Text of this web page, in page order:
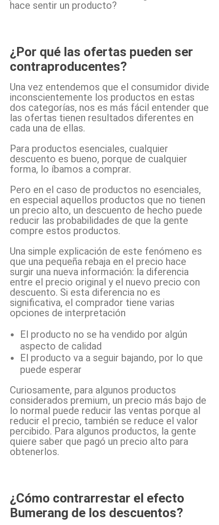
hace sentir un producto?
¿Por qué las ofertas pueden ser
contraproducentes?
Una vez entendemos que el consumidor divide
inconscientemente los productos en estas
dos categorías, nos es más fácil entender que
las ofertas tienen resultados diferentes en
cada una de ellas.
Para productos esenciales, cualquier
descuento es bueno, porque de cualquier
forma, lo íbamos a comprar.
Pero en el caso de productos no esenciales,
en especial aquellos productos que no tienen
un precio alto, un descuento de hecho puede
reducir las probabilidades de que la gente
compre estos productos.
Una simple explicación de este fenómeno es
que una pequeña rebaja en el precio hace
surgir una nueva información: la diferencia
entre el precio original y el nuevo precio con
descuento. Si esta diferencia no es
significativa, el comprador tiene varias
opciones de interpretación
El producto no se ha vendido por algún
aspecto de calidad
El producto va a seguir bajando, por lo que
puede esperar
Curiosamente, para algunos productos
considerados premium, un precio más bajo de
lo normal puede reducir las ventas porque al
reducir el precio, también se reduce el valor
percibido. Para algunos productos, la gente
quiere saber que pagó un precio alto para
obtenerlos.
¿Cómo contrarrestar el efecto
Bumerang de los descuentos?